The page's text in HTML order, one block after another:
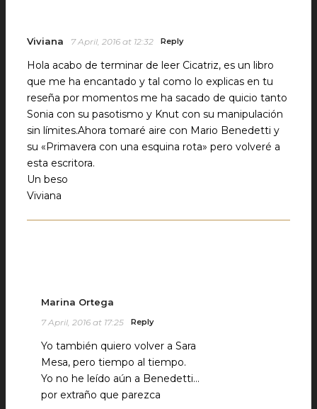
Viviana 7 April, 2016 at 12:32 Reply
Hola acabo de terminar de leer Cicatriz, es un libro
que me ha encantado y tal como lo explicas en tu
reseña por momentos me ha sacado de quicio tanto
Sonia con su pasotismo y Knut con su manipulación
sin límites.Ahora tomaré aire con Mario Benedetti y
su «Primavera con una esquina rota» pero volveré a
esta escritora.
Un beso
Viviana
Marina Ortega
7 April, 2016 at 17:25 Reply
Yo también quiero volver a Sara
Mesa, pero tiempo al tiempo.
Yo no he leído aún a Benedetti…
por extraño que parezca